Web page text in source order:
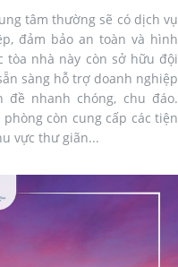
tâm thường sẽ có dịch vụ
đảm bảo an toàn và hình
tòa nhà này còn sở hữu đội
sàng hỗ trợ doanh nghiệp
nhanh chóng, chu đáo.
còn cung cấp các tiện
vực thư giãn...